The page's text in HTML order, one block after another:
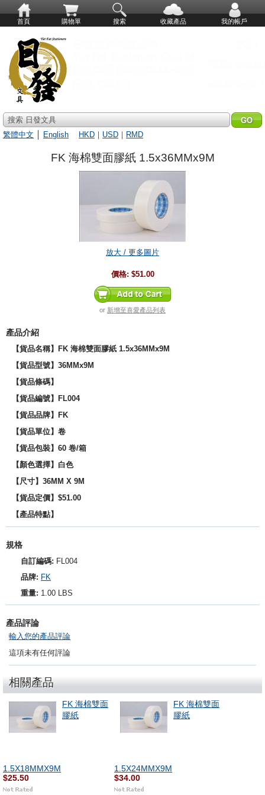
首頁 購物單 搜索 收藏產品 我的帳戶
搜索 日發文具
繁體中文
English HKD ｜ USD ｜ RMD
FK 海棉雙面膠紙 1.5x36MMx9M
放大 / 更多圖片
價格: $51.00
or 新增至喜愛產品列表
產品介紹
【貨品名稱】FK 海棉雙面膠紙 1.5x36MMx9M
【貨品型號】 36MMx9M
【貨品條碼】
【貨品編號】FL004
【貨品品牌】
FK
【貨品單位】卷
【貨品包裝】60 卷/箱
【顏色選擇】白色
【尺寸】36MM X 9M
【貨品定價】$51.00
【產品特點】
規格
自訂編碼: FL004
品牌: FK
重量: 1.00 LBS
產品評論
輸入您的產品評論
這項未有任何評論
相關產品
FK 海棉雙面
膠紙
1.5X18MMX9M
$25.50
FK 海棉雙面
膠紙
1.5X24MMX9M
$34.00